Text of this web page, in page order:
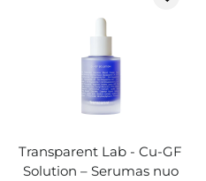
Transparent Lab - Cu-GF
Solution – Serumas nuo